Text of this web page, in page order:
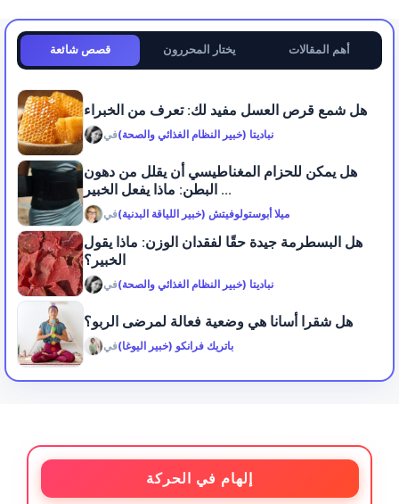
قصص شائعة يختار المحررون أهم المقالات
هل شمع قرص العسل مفيد لك: تعرف من الخبراء
فينباديتا (خبير النظام الغذائي والصحة)
هل يمكن للحزام المغناطيسي أن يقلل من دهون
البطن: ماذا يفعل الخبير ...
فيميلا أبوستولوفيتش (خبير اللياقة البدنية)
هل البسطرمة جيدة حقًا لفقدان الوزن: ماذا يقول
الخبير؟
فينباديتا (خبير النظام الغذائي والصحة)
هل شقرا أسانا هي وضعية فعالة لمرضى الربو؟
فيباتريك فرانكو (خبير اليوغا)
إلهام في الحركة